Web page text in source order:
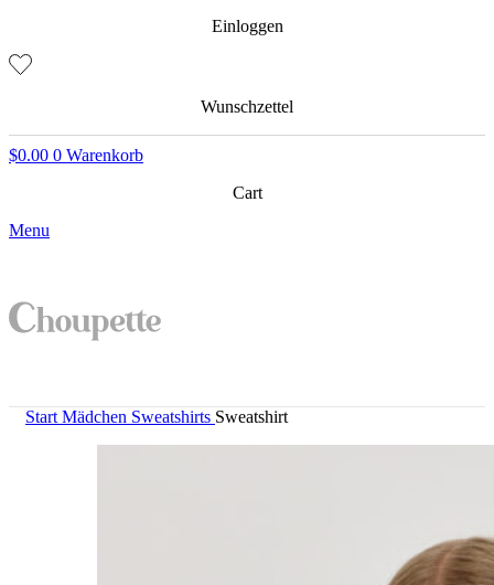
Einloggen
Wunschzettel
$0.00 0 Warenkorb
Cart
Menu
Start Mädchen Sweatshirts Sweatshirt